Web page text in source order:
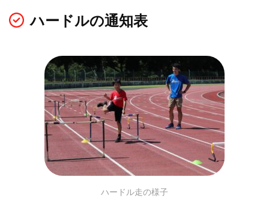
ハードルの通知表
ハードル走の様子